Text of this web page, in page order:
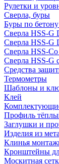
Рулетки и
Сверла, буры
Буры по
Сверла HSS-G
Сверла HSS-G
Сверла HSS-Co
Сверла HSS-G
Средства
Термометры
Шаблоны и
Клей
Профиль
Заглушки и
Изделия из
Клинья
Кронштейны
Москитная